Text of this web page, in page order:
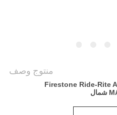
منتوج وصف
Firestone Ride-Rite